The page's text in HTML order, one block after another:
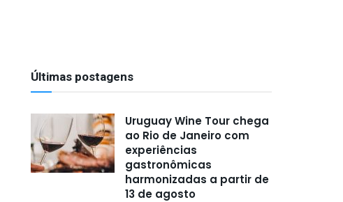
Últimas postagens
Uruguay Wine Tour chega
ao Rio de Janeiro com
experiências
gastronômicas
harmonizadas a partir de
13 de agosto